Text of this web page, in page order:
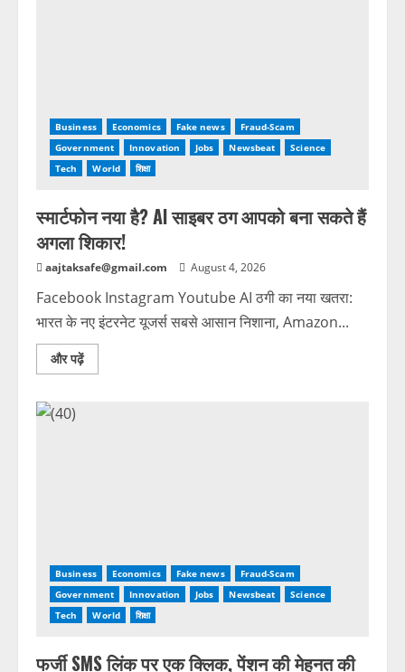
Business Economics Fake news
Fraud-Scam
Government
Innovation Jobs Newsbeat
Science
Tech
World शिक्षा
स्मार्टफोन नया है? AI साइबर ठग आपको बना सकते हैं
अगला शिकार!
aajtaksafe@gmail.com August 4, 2026
Facebook Instagram Youtube AI ठगी का नया खतरा:
भारत के नए इंटरनेट यूजर्स सबसे आसान निशाना, Amazon...
और पढ़ें
Business Economics Fake news
Fraud-Scam
Government
Innovation Jobs Newsbeat
Science
Tech
World शिक्षा
फर्जी SMS लिंक पर एक क्लिक, पेंशन की मेहनत की